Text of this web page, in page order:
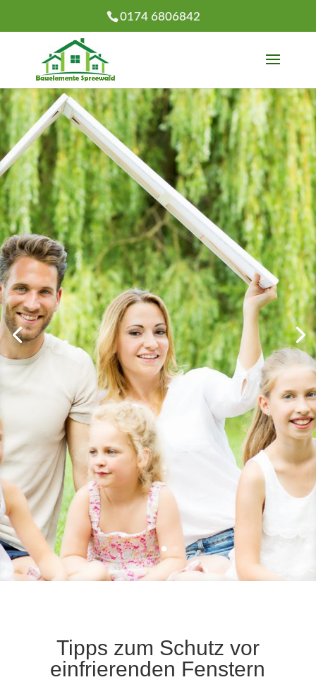
0174 6806842
Tipps zum Schutz vor
einfrierenden Fenstern